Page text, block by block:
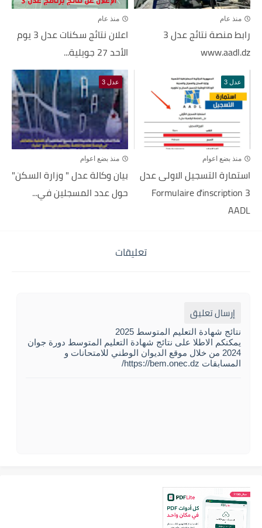
منذ عام
رابط منصة نتائج عدل 3
www.aadl.dz
منذ عام
اعلان نتائج سكنات عدل 3 يوم
الأحد 27 جويلية...
عدل 3
منذ بضع اعوام
استمارة التسجيل الاولى عدل
3 Formulaire d'inscription
AADL
عدل 3
منذ بضع اعوام
بيان وكالة عدل " وزارة السكن"
حول عدد المسجلين في...
تعليقات
إرسال تعليق
نتائج شهادة التعليم المتوسط 2025
يمكنكم الاطلا على نتائج شهادة التعليم المتوسط دورة جوان
2024 من خلال موقع الديوان الوطني للامتحانات و
المسابقات https://bem.onec.dz/